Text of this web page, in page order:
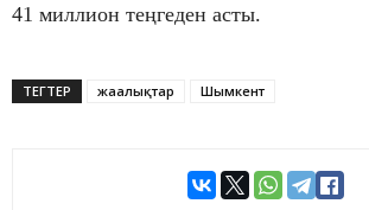
41 миллион теңгеден асты.
ТЕГТЕР жаңалықтар Шымкент